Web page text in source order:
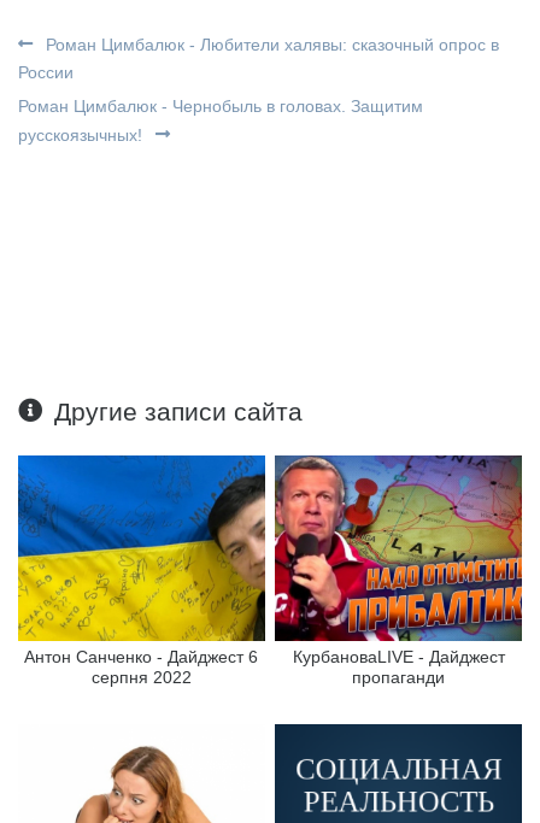
Роман Цимбалюк - Любители халявы: сказочный опрос в
России
Роман Цимбалюк - Чернобыль в головах. Защитим
русскоязычных!
Другие записи сайта
Антон Санченко - Дайджест 6
серпня 2022
КурбановаLIVE - Дайджест
пропаганди